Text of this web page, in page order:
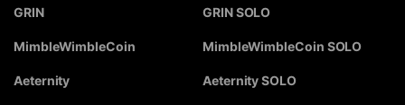
GRIN
MimbleWimbleCoin
Aeternity
GRIN SOLO
MimbleWimbleCoin SOLO
Aeternity SOLO